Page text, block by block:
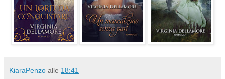
KiaraPenzo alle 18:41